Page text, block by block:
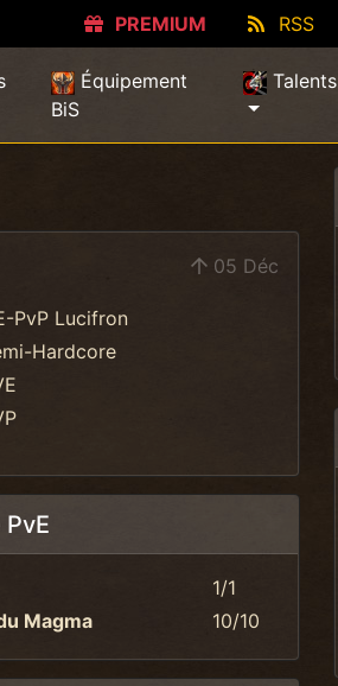
PREMIUM RSS
Équipement
BiS
Talents
05 Déc
PvP Lucifron
Hardcore
1/1
Magma
10/10